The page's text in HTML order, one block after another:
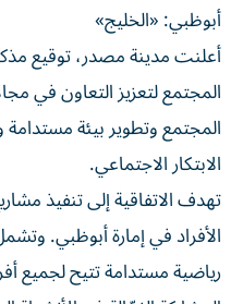
أبوظبي: «الخليج»
أعلنت مدينة مصدر، توقيع
المجتمع لتعزيز التعاون في
المجتمع وتطوير بيئة
الابتكار الاجتماعي.
تهدف الاتفاقية إلى تنفيذ
الأفراد في إمارة أبوظبي.
رياضية مستدامة تتيح لجميع